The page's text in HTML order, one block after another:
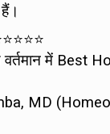
वर्तमान में Best
MD